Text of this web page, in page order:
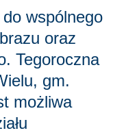
wspólnego
oraz
Tegoroczna
gm.
możliwa